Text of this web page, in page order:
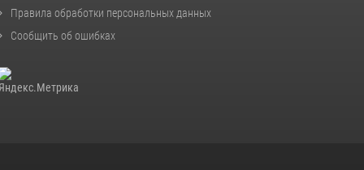
Правила обработки персональных данных
Сообщить об ошибках